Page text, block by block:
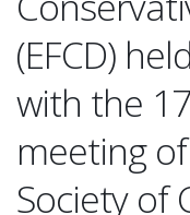
(EFCD)
with the
meeting
Society of